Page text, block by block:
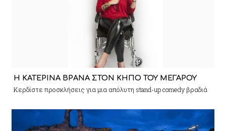
Η ΚΑΤΕΡΙΝΑ ΒΡΑΝΑ ΣΤΟΝ ΚΗΠΟ ΤΟΥ ΜΕΓΑΡΟΥ
Κερδίστε προσκλήσεις για μια απόλυτη stand-up comedy βραδιά